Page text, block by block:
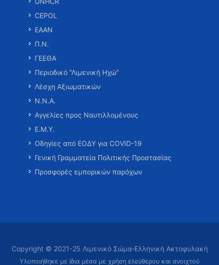
CEPOL
ΕΑΑΝ
Π.Ν.
ΓΕΕΘΑ
Περιοδικό “Λιμενική Ηχώ”
Λέσχη Αξιωματικών
Ν.Ν.Α.
Αγγελίες προς Ναυτιλλομένους
Ε.Μ.Υ.
Οδηγίες από ΕΟΔΥ για COVID-19
Γενική Γραμματεία Πολιτικής Προστασίας
Προσφορές εμπορικών παρόχων
Copyright © 2021-25 Λιμενικό Σώμα-Ελληνική Ακτοφυλακή
Υλοποιήθηκε με ίδια μέσα με χρήση ελεύθερου και ανοιχτού